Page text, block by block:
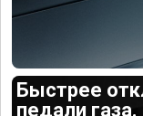
Быстрее
педали газа.